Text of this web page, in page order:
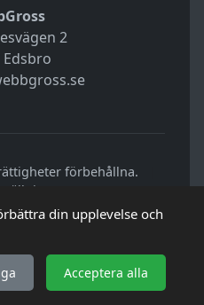
2
Edsbro
förbehållna.
din upplevelse och
Acceptera alla